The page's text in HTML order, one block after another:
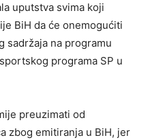
uputstva svima koji
BiH da će onemogućiti
sadržaja na programu
programa SP u
preuzimati od
zbog emitiranja u BiH, jer